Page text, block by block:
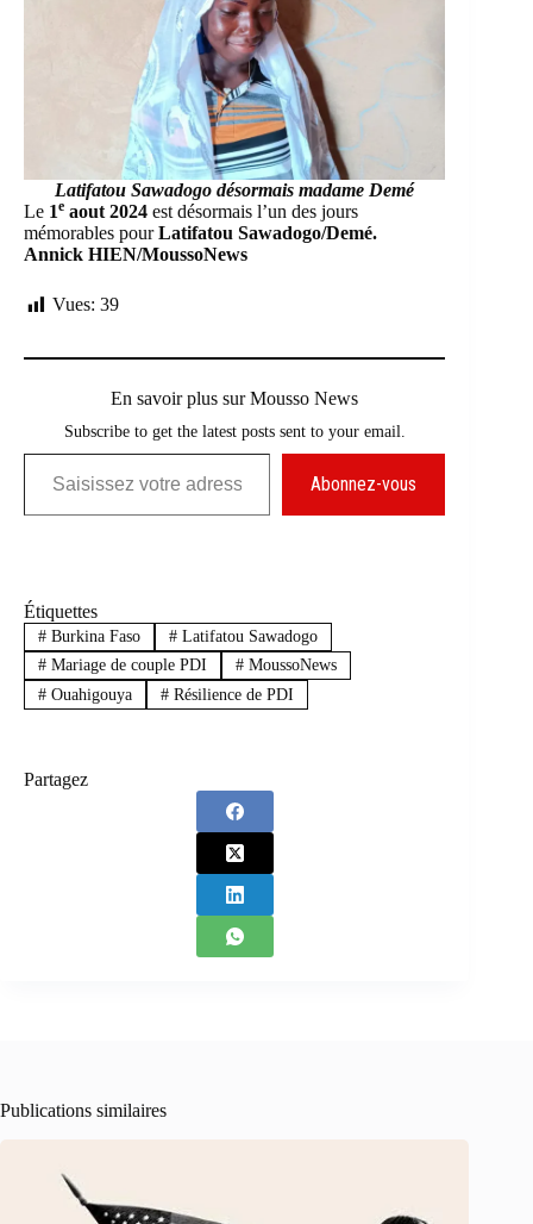
Latifatou Sawadogo désormais madame Demé
Le 1e aout 2024 est désormais l’un des jours
mémorables pourLatifatou Sawadogo/Demé.
Annick HIEN/MoussoNews
Vues: 39
En savoir plus sur Mousso News
Subscribe to get the latest posts sent to your email.
Saisissez votre adresse e-mail…
Abonnez-vous
Étiquettes
#Burkina Faso #Latifatou Sawadogo
#Mariage de couple PDI #MoussoNews
#Ouahigouya #Résilience de PDI
Partagez
Publications similaires